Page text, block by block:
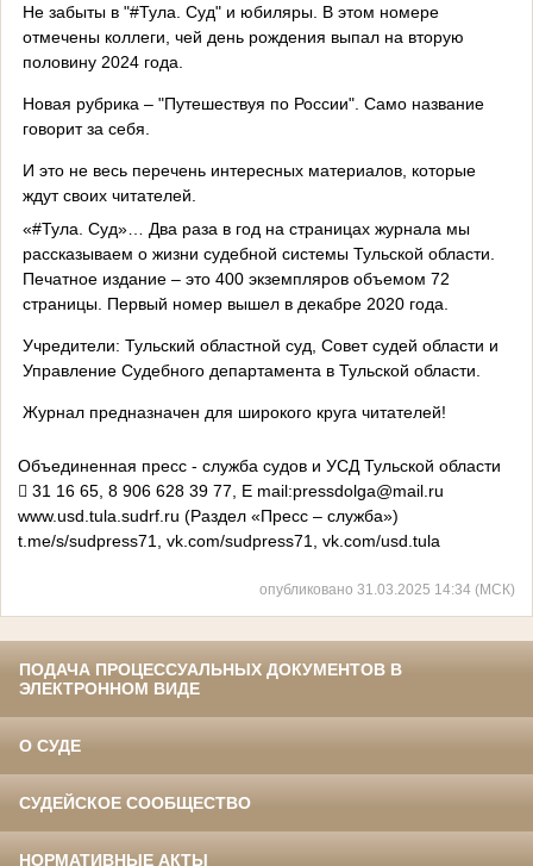
Не забыты в "#Тула. Суд" и юбиляры. В этом номере
отмечены коллеги, чей день рождения выпал на вторую
половину 2024 года.
Новая рубрика – "Путешествуя по России". Само название
говорит за себя.
И это не весь перечень интересных материалов, которые
ждут своих читателей.
«#Тула. Суд»… Два раза в год на страницах журнала мы
рассказываем о жизни судебной системы Тульской области.
Печатное издание – это 400 экземпляров объемом 72
страницы. Первый номер вышел в декабре 2020 года.
Учредители: Тульский областной суд, Совет судей области и
Управление Судебного департамента в Тульской области.
Журнал предназначен для широкого круга читателей!
Объединенная пресс - служба судов и УСД Тульской области
 31 16 65, 8 906 628 39 77, E mail:pressdolga@mail.ru
www.usd.tula.sudrf.ru (Раздел «Пресс – служба»)
t.me/s/sudpress71, vk.com/sudpress71, vk.com/usd.tula
опубликовано 31.03.2025 14:34 (МСК)
ПОДАЧА ПРОЦЕССУАЛЬНЫХ ДОКУМЕНТОВ В
ЭЛЕКТРОННОМ ВИДЕ
О СУДЕ
СУДЕЙСКОЕ СООБЩЕСТВО
НОРМАТИВНЫЕ АКТЫ